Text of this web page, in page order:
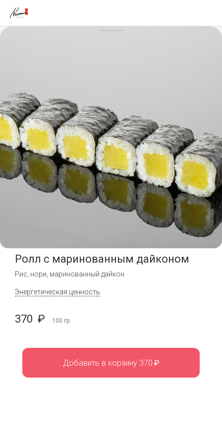
Ролл с маринованным дайконом
Рис, нори, маринованный дайкон
Энергетическая ценность
370 ₽ 100 гр.
Добавить в корзину 370 ₽